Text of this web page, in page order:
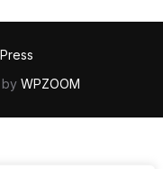
by WPZOOM